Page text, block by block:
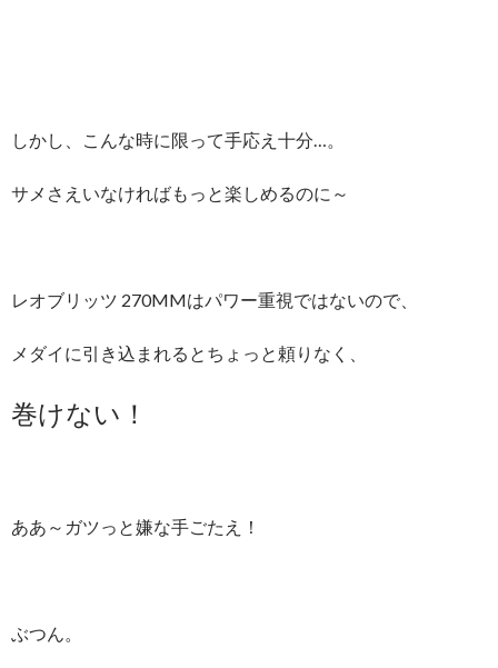
しかし、こんな時に限って手応え十分…。
サメさえいなければもっと楽しめるのに～
レオブリッツ 270MMはパワー重視ではないので、
メダイに引き込まれるとちょっと頼りなく、
巻けない！
ああ～ガツっと嫌な手ごたえ！
ぶつん。